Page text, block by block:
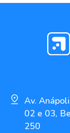
Av.
02 e 03,
250